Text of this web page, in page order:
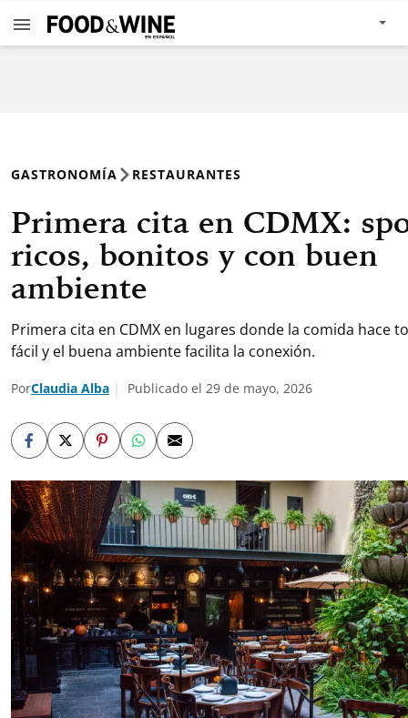
GASTRONOMÍA RESTAURANTES
Primera cita en CDMX:
ricos, bonitos y con buen
ambiente
Primera cita en CDMX en lugares donde la comida hace
fácil y el buena ambiente facilita la conexión.
PorClaudia Alba Publicado el 29 de mayo, 2026